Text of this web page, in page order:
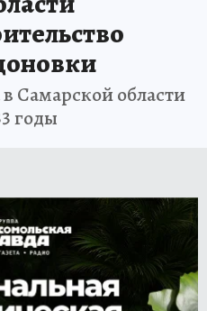
Самарской области
годы